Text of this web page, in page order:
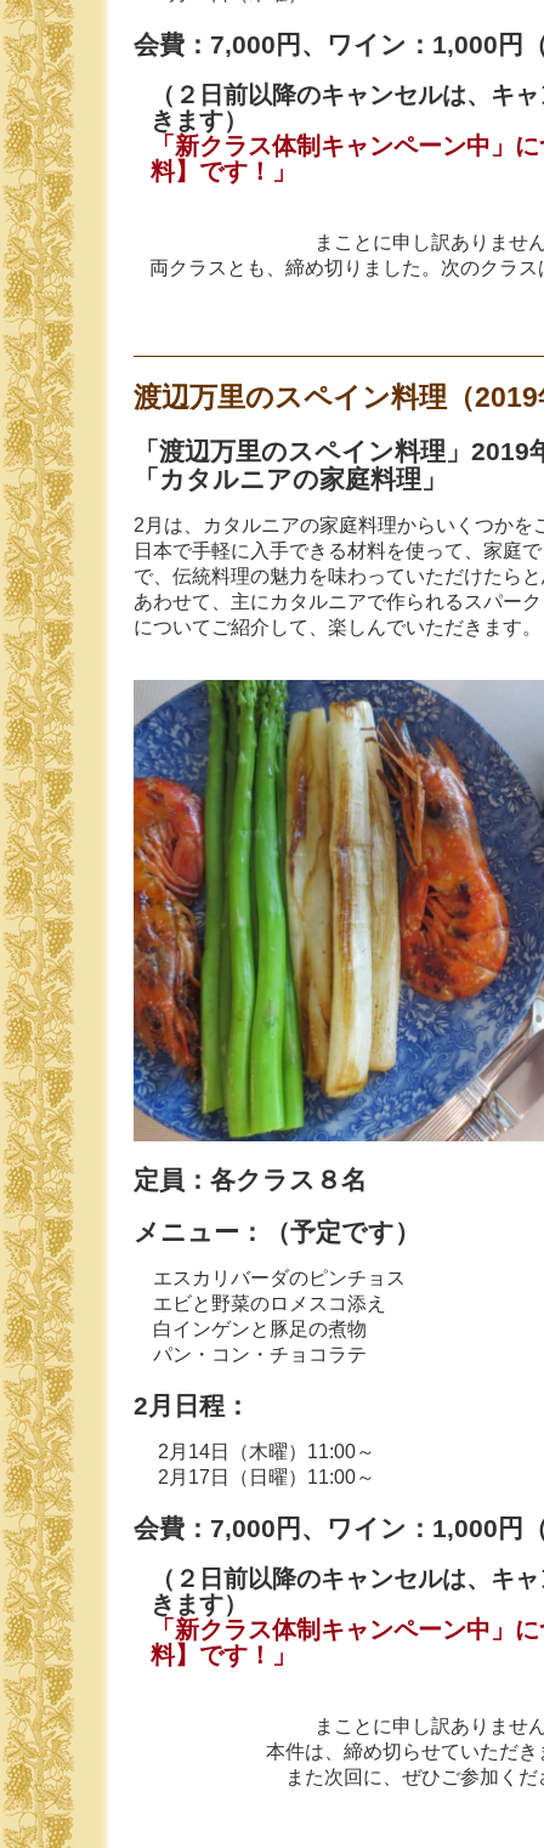
会費：7,000円、ワイン：1,000円
（２日前以降のキャンセルは、キ
きます）
「新クラス体制キャンペーン中」
料】です！」
まことに申し訳ありませ
両クラスとも、締め切りました。次のクラ
渡辺万里のスペイン料理（
「渡辺万里のスペイン料理」2019
「カタルニアの家庭料理」
2月は、カタルニアの家庭料理からいくつかを
日本で手軽に入手できる材料を使って、家庭
で、伝統料理の魅力を味わっていただけたら
あわせて、主にカタルニアで作られるスパー
についてご紹介して、楽しんでいただきます。
定員：各クラス８名
メニュー：（予定です）
エスカリバーダのピンチョス
エビと野菜のロメスコ添え
白インゲンと豚足の煮物
パン・コン・チョコラテ
2月日程：
2月14日（木曜）11:00～
2月17日（日曜）11:00～
会費：7,000円、ワイン：1,000円
（２日前以降のキャンセルは、キ
きます）
「新クラス体制キャンペーン中」
料】です！」
まことに申し訳ありませ
本件は、締め切らせていただき
また次回に、ぜひご参加くだ